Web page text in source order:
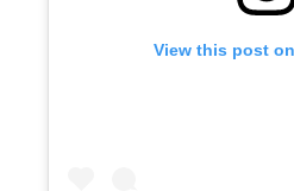
View this post